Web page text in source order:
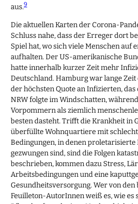
aus.9
Die aktuellen Karten der Corona-
Schluss nahe, dass der Erreger dort
Spiel hat, wo sich viele Menschen auf
aufhalten. Der US-amerikanische
hatte innerhalb kurzer Zeit mehr
Deutschland. Hamburg war lange
der höchsten Quote an Infizierten,
NRW folgte im Windschatten,
Vorpommern als ziemlich
besten dasteht. Trifft die Krankheit in
überfüllte Wohnquartiere mit
Bedingungen, in denen proletarisierte
gezwungen sind, sind die Folgen
beschrieben, kommen dazu Stress,
Arbeitsbedingungen und eine
Gesundheitsversorgung. Wer von
Feuilleton-AutorInnen weiß es, wie es